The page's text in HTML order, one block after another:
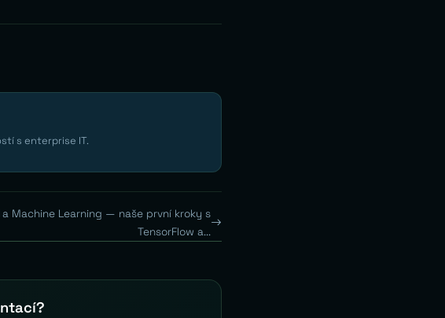
s enterprise IT.
a Machine Learning — naše první kroky s
TensorFlow a...